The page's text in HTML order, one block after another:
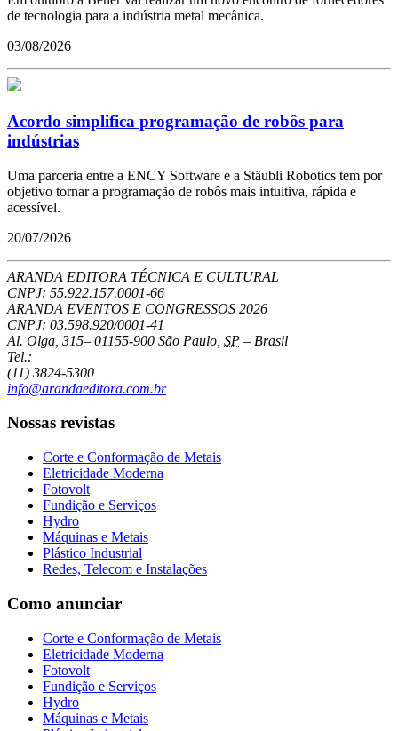
de tecnologia para a indústria metal mecânica.
03/08/2026
Acordo simplifica programação de robôs para
indústrias
Uma parceria entre a ENCY Software e a Stäubli Robotics tem por
objetivo tornar a programação de robôs mais intuitiva, rápida e
acessível.
20/07/2026
ARANDA EDITORA TÉCNICA E CULTURAL
CNPJ: 55.922.157.0001-66
ARANDA EVENTOS E CONGRESSOS 2026
CNPJ: 03.598.920/0001-41
Al. Olga, 315– 01155-900 São Paulo SP – Brasil
Tel.:
(11) 3824-5300
info@arandaeditora.com.br
Nossas revistas
Corte e Conformação de Metais
Eletricidade Moderna
Fotovolt
Fundição e Serviços
Hydro
Máquinas e Metais
Plástico Industrial
Redes, Telecom e Instalações
Como anunciar
Corte e Conformação de Metais
Eletricidade Moderna
Fotovolt
Fundição e Serviços
Hydro
Máquinas e Metais